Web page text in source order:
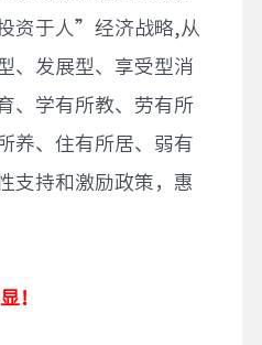
资于人”经济战略,从
、发展型、享受型消
、学有所教、劳有所
养、住有所居、弱有
支持和激励政策，惠
！